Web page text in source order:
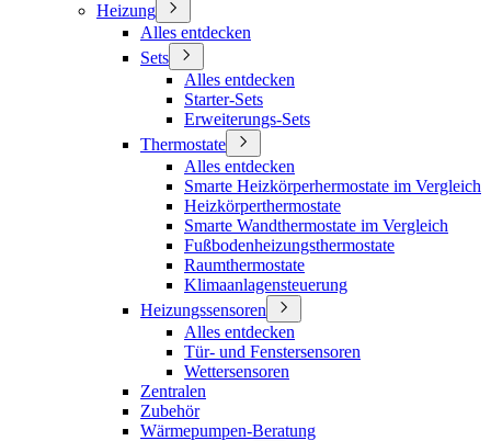
Heizung
Alles entdecken
Sets
Alles entdecken
Starter-Sets
Erweiterungs-Sets
Thermostate
Alles entdecken
Smarte Heizkörperhermostate im Vergleich
Heizkörperthermostate
Smarte Wandthermostate im Vergleich
Fußbodenheizungsthermostate
Raumthermostate
Klimaanlagensteuerung
Heizungssensoren
Alles entdecken
Tür- und Fenstersensoren
Wettersensoren
Zentralen
Zubehör
Wärmepumpen-Beratung